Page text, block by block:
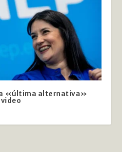
«última alternativa»